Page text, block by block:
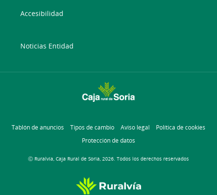
Accesibilidad
Noticias Entidad
Tablón de anuncios Tipos de cambio Aviso legal
Política de cookies
Protección de datos
Ⓒ Ruralvía, Caja Rural de Soria, 2026. Todos los derechos reservados